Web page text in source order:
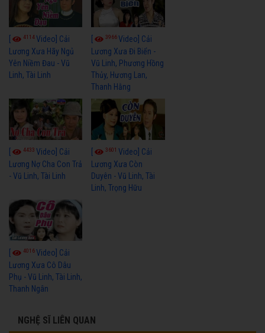
4114Video] Cải
Lương Xưa Hãy Ngủ
Yên Niềm Đau - Vũ
Linh, Tài Linh
3966Video] Cải
Lương Xưa Đi Biển -
Vũ Linh, Phương Hồng
Thủy, Hương Lan,
Thanh Hằng
4433 Video] Cải
Lương Nợ Cha Con Trả
- Vũ Linh, Tài Linh
3601Video] Cải
Lương Xưa Còn
Duyên - Vũ Linh, Tài
Linh, Trọng Hữu
[ 4016Video] Cải
Lương Xưa Cô Dâu
Phụ - Vũ Linh, Tài Linh,
Thanh Ngân
NGHỆ SĨ LIÊN QUAN